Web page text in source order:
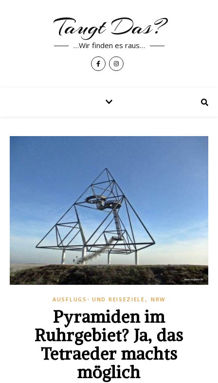
Taugt Das?
…Wir finden es raus…
AUSFLUGS- UND REISEZIELE , NRW
Pyramiden im
Ruhrgebiet? Ja, das
Tetraeder machts
möglich